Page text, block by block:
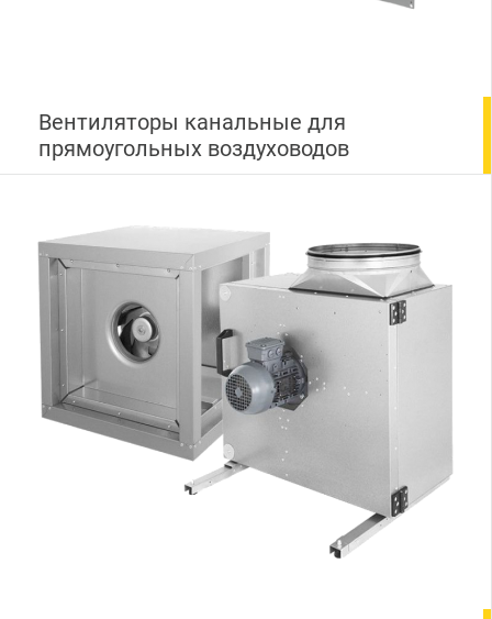
Вентиляторы канальные для
прямоугольных воздуховодов